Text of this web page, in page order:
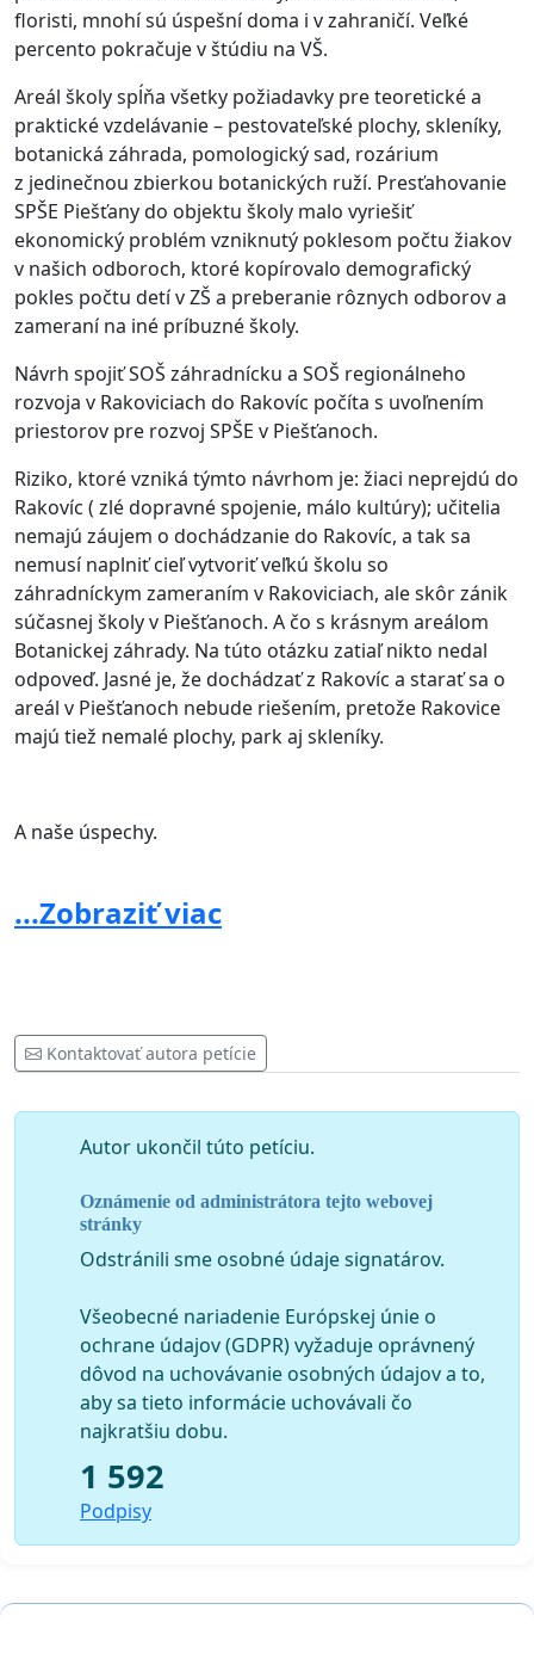
floristi, mnohí sú úspešní doma i v zahraničí. Veľké
percento pokračuje v štúdiu na VŠ.
Areál školy spĺňa všetky požiadavky pre teoretické a
praktické vzdelávanie – pestovateľské plochy, skleníky,
botanická záhrada, pomologický sad, rozárium
z jedinečnou zbierkou botanických ruží. Presťahovanie
SPŠE Piešťany do objektu školy malo vyriešiť
ekonomický problém vzniknutý poklesom počtu žiakov
v našich odboroch, ktoré kopírovalo demografický
pokles počtu detí v ZŠ a preberanie rôznych odborov a
zameraní na iné príbuzné školy.
Návrh spojiť SOŠ záhradnícku a SOŠ regionálneho
rozvoja v Rakoviciach do Rakovíc počíta s uvoľnením
priestorov pre rozvoj SPŠE v Piešťanoch.
Riziko, ktoré vzniká týmto návrhom je: žiaci neprejdú do
Rakovíc ( zlé dopravné spojenie, málo kultúry); učitelia
nemajú záujem o dochádzanie do Rakovíc, a tak sa
nemusí naplniť cieľ vytvoriť veľkú školu so
záhradníckym zameraním v Rakoviciach, ale skôr zánik
súčasnej školy v Piešťanoch. A čo s krásnym areálom
Botanickej záhrady. Na túto otázku zatiaľ nikto nedal
odpoveď. Jasné je, že dochádzať z Rakovíc a starať sa o
areál v Piešťanoch nebude riešením, pretože Rakovice
majú tiež nemalé plochy, park aj skleníky.
A naše úspechy.
ukončením letnej kúpeľnej sezóny v Piešťanoch. Vo
floristických súťažiach sme získali veľa ocenení.
Ivan Bednárik,Viktória Tomanová, Patrik Mošon a ďalší
Havala, Jozef Zelíska a ďalší,
Brnenska ruža ČR - Tomáš Havala abslútny víťaz, Tamás
Vig, Viktória Tomanová a ďalší,
Flora Bratislava - Blanka Drinkova, Viktoria Tomanová,
Tamás Vig, Róbert Bartolen, Tomáš Havala, Jozef Zelíska
Medzinárodné súťaže tímov - Kopidlno ČR, Lipová
ratolest – súťaž záhradníkov 2. miesto 2018, 3. miesto
Reprezentácia kraja aj Slovenska na súťaži Mladý
európsky záhradník (Rakúsko, Taliansko, Estónsko,
EuroSkills - Portugalsko, Belgicko, Maďarsko
...Zobraziť viac
Kontaktovať autora petície
Autor ukončil túto petíciu.
Oznámenie od administrátora tejto webovej
stránky
Odstránili sme osobné údaje signatárov.
Všeobecné nariadenie Európskej únie o
ochrane údajov (GDPR) vyžaduje oprávnený
dôvod na uchovávanie osobných údajov a to,
aby sa tieto informácie uchovávali čo
najkratšiu dobu.
1 592
Podpisy